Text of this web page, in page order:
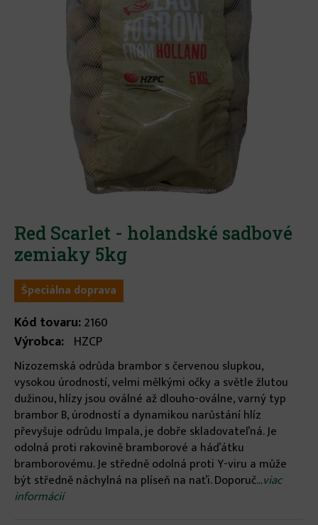
Red Scarlet - holandské sadbové
zemiaky 5kg
Špeciálna doprava
Kód tovaru:2160
Výrobca: HZCP
Nizozemská odrůda brambor s červenou slupkou,
vysokou úrodností, velmi mělkými očky a světle žlutou
dužinou, hlízy jsou oválné až dlouho-oválne, varný typ
brambor B, úrodností a dynamikou narůstání hlíz
převyšuje odrůdu Impala, je dobře skladovateľná. Je
odolná proti rakovině bramborové a háďátku
bramborovému. Je středně odolná proti Y-viru a může
být středně náchylná na plíseň na naťi. Doporuč...viac
informácií